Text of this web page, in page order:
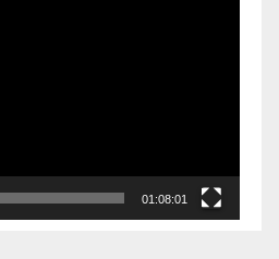
01:08:01